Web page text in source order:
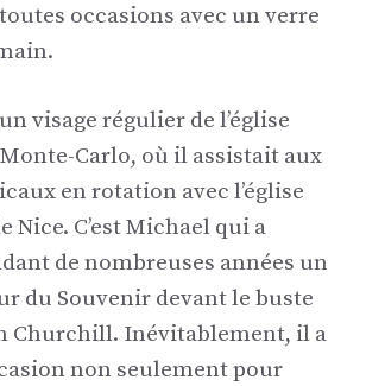
occasions avec un verre
visage régulier de l’église
Carlo, où il assistait aux
en rotation avec l’église
Nice. C’est Michael qui a
de nombreuses années un
du Souvenir devant le buste
Churchill. Inévitablement, il a
non seulement pour